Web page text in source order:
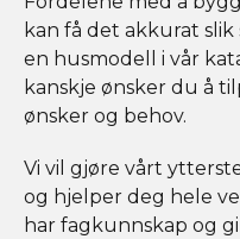
kan få det akkurat
en husmodell i vår
kanskje ønsker du å
ønsker og behov.
Vi vil gjøre vårt
og hjelper deg hele
har fagkunnskap og